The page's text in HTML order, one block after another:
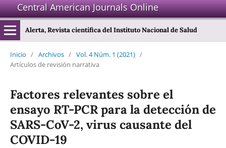
Central American Journals Online
Alerta, Revista científica del Instituto Nacional de Salud
Inicio / Archivos / Vol. 4 Núm. 1 (2021) /
Artículos de revisión narrativa
Factores relevantes sobre el
ensayo RT-PCR para la detección de
SARS-CoV-2, virus causante del
COVID-19